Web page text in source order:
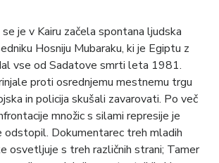
je v Kairu začela spontana ljudska
Hosniju Mubaraku, ki je Egiptu z
vse od Sadatove smrti leta 1981.
proti osrednjemu mestnemu trgu
in policija skušali zavarovati. Po več
množic s silami represije je
odstopil. Dokumentarec treh mladih
osvetljuje s treh različnih strani; Tamer